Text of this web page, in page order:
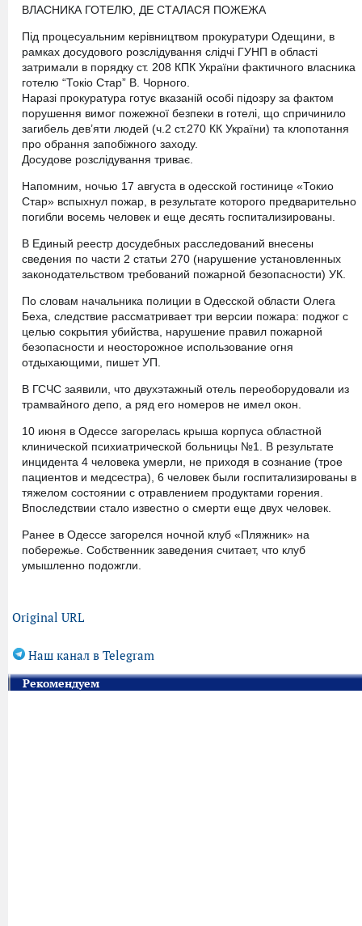
ВЛАСНИКА ГОТЕЛЮ, ДЕ СТАЛАСЯ ПОЖЕЖА
Під процесуальним керівництвом прокуратури Одещини, в
рамках досудового розслідування слідчі ГУНП в області
затримали в порядку ст. 208 КПК України фактичного власника
готелю “Токіо Стар” В. Чорного.
Наразі прокуратура готує вказаній особі підозру за фактом
порушення вимог пожежної безпеки в готелі, що спричинило
загибель дев’яти людей (ч.2 ст.270 КК України) та клопотання
про обрання запобіжного заходу.
Досудове розслідування триває.
Напомним, ночью 17 августа в одесской гостинице «Токио
Стар» вспыхнул пожар, в результате которого предварительно
погибли восемь человек и еще десять госпитализированы.
В Единый реестр досудебных расследований внесены
сведения по части 2 статьи 270 (нарушение установленных
законодательством требований пожарной безопасности) УК.
По словам начальника полиции в Одесской области Олега
Беха, следствие рассматривает три версии пожара: поджог с
целью сокрытия убийства, нарушение правил пожарной
безопасности и неосторожное использование огня
отдыхающими, пишет УП.
В ГСЧС заявили, что двухэтажный отель переоборудовали из
трамвайного депо, а ряд его номеров не имел окон.
10 июня в Одессе загорелась крыша корпуса областной
клинической психиатрической больницы №1. В результате
инцидента 4 человека умерли, не приходя в сознание (трое
пациентов и медсестра), 6 человек были госпитализированы в
тяжелом состоянии с отравлением продуктами горения.
Впоследствии стало известно о смерти еще двух человек.
Ранее в Одессе загорелся ночной клуб «Пляжник» на
побережье. Собственник заведения считает, что клуб
умышленно подожгли.
Original URL
Наш канал в Telegram
Рекомендуем